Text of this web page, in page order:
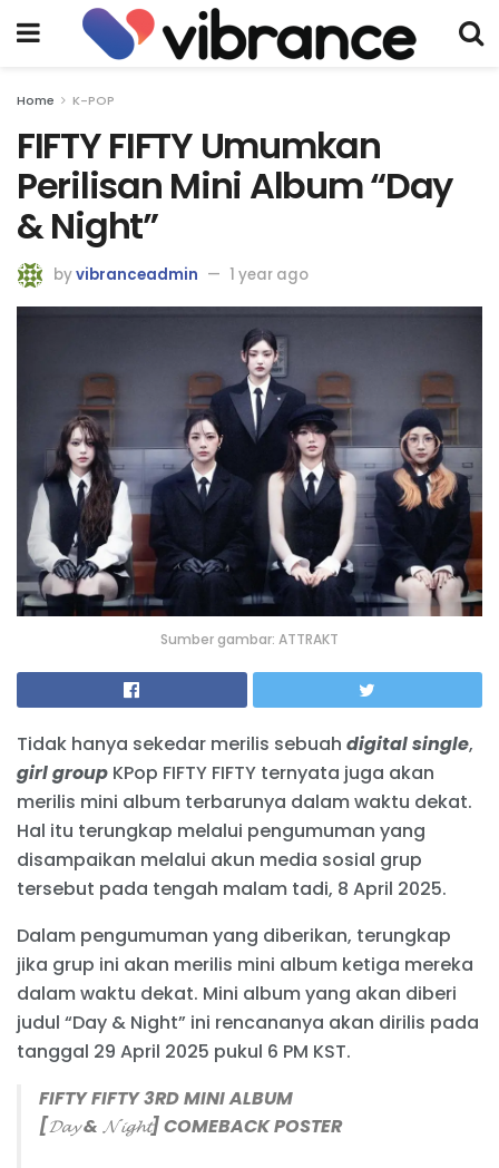
Home K-POP
FIFTY FIFTY Umumkan
Perilisan Mini Album “Day
& Night”
byvibranceadmin 1 year ago
Sumber gambar: ATTRAKT
Tidak hanya sekedar merilis sebuah digital single,
girl group KPop FIFTY FIFTY ternyata juga akan
merilis mini album terbarunya dalam waktu dekat.
Hal itu terungkap melalui pengumuman yang
disampaikan melalui akun media sosial grup
tersebut pada tengah malam tadi, 8 April 2025.
Dalam pengumuman yang diberikan, terungkap
jika grup ini akan merilis mini album ketiga mereka
dalam waktu dekat. Mini album yang akan diberi
judul “Day & Night” ini rencananya akan dirilis pada
tanggal 29 April 2025 pukul 6 PM KST.
FIFTY FIFTY 3RD MINI ALBUM
[𝓓𝓪𝔂 & 𝓝𝓲𝓰𝓱𝓽] COMEBACK POSTER